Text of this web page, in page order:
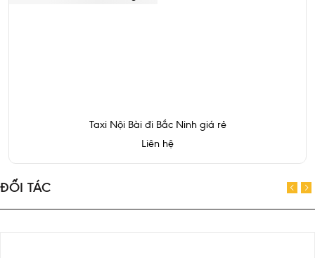
Taxi Nội Bài đi Bắc Ninh giá rẻ
Liên hệ
ĐỐI TÁC